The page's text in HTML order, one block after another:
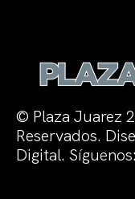
© Plaza Juarez
Reservados.
Digital. Síguenos: